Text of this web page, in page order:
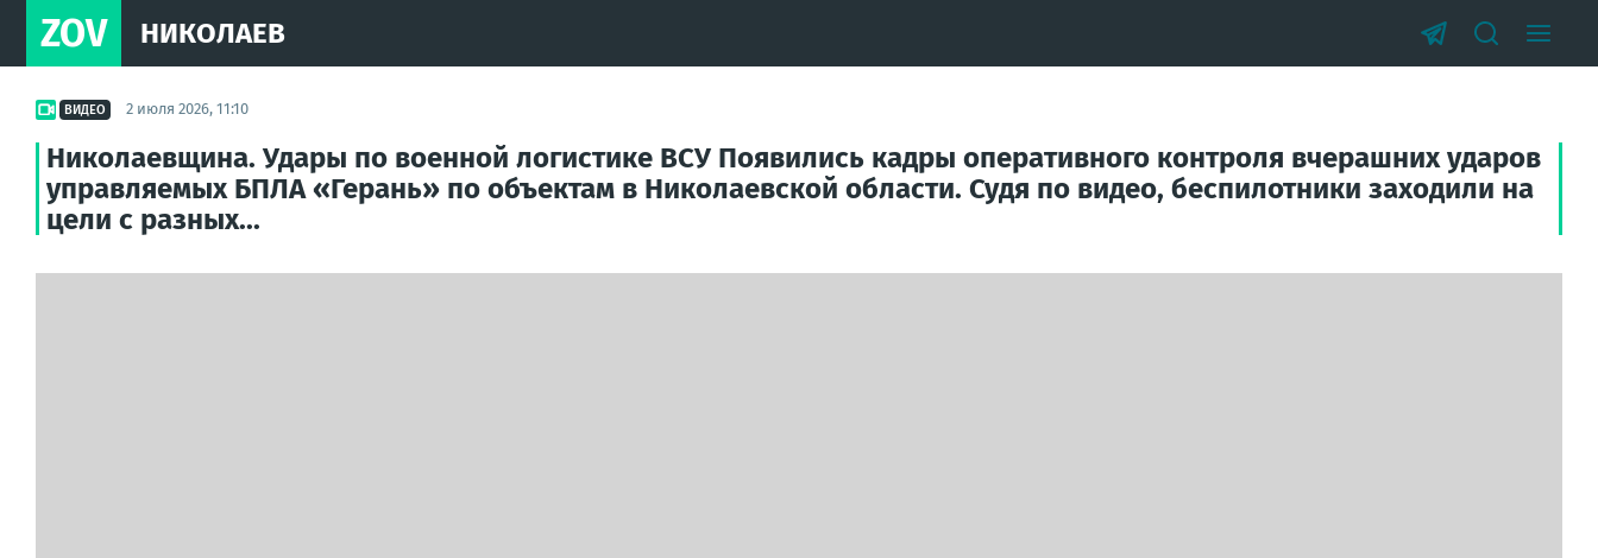
ZOV НИКОЛАЕВ
ВИДЕО 2 июля 2026, 11:10
Николаевщина. Удары по военной логистике ВСУ Появились кадры оперативного контроля вчерашних ударов
управляемых БПЛА «Герань» по объектам в Николаевской области. Судя по видео, беспилотники заходили на
цели с разных...